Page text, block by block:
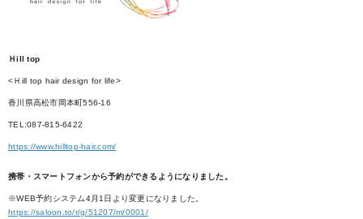
Ｈill top
<Ｈill top hair design for life>
香川県高松市岡本町556-16
TEL:087-815-6422
https://www.hilltop-hair.com/
携帯・スマートフォンから予約ができるようになりました。
※WEB予約システム4月1日より変更になりました。
https://saloon.to/r/g/51207/m/0001/